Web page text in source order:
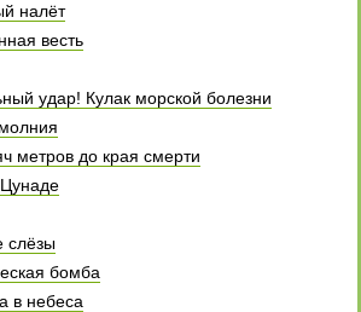
налёт
весть
удар! Кулак морской болезни
метров до края смерти
слёзы
бомба
в небеса